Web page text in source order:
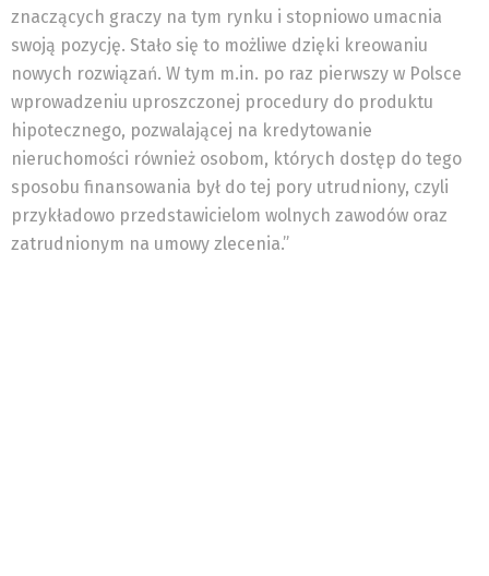
znaczących graczy na tym rynku i stopniowo umacnia
swoją pozycję. Stało się to możliwe dzięki kreowaniu
nowych rozwiązań. W tym m.in. po raz pierwszy w Polsce
wprowadzeniu uproszczonej procedury do produktu
hipotecznego, pozwalającej na kredytowanie
nieruchomości również osobom, których dostęp do tego
sposobu finansowania był do tej pory utrudniony, czyli
przykładowo przedstawicielom wolnych zawodów oraz
zatrudnionym na umowy zlecenia.”